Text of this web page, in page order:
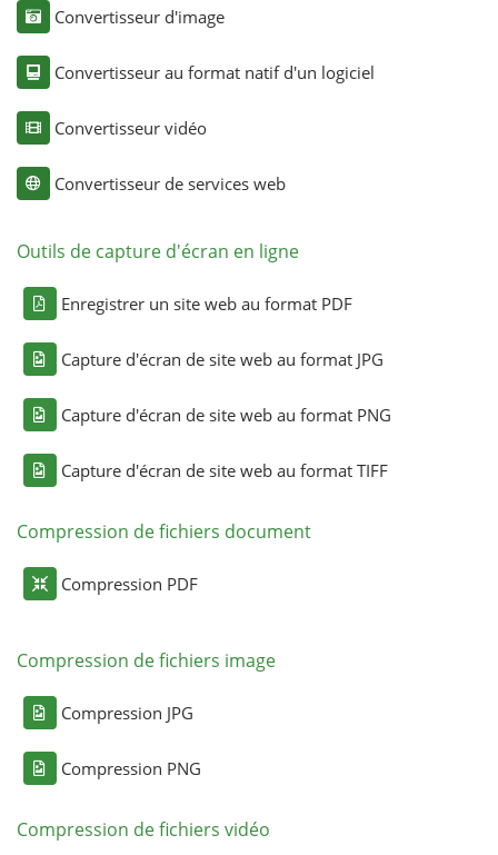
Convertisseur d'image
Convertisseur au format natif d'un logiciel
Convertisseur vidéo
Convertisseur de services web
Outils de capture d'écran en ligne
Enregistrer un site web au format PDF
Capture d'écran de site web au format JPG
Capture d'écran de site web au format PNG
Capture d'écran de site web au format TIFF
Compression de fichiers document
Compression PDF
Compression de fichiers image
Compression JPG
Compression PNG
Compression de fichiers vidéo